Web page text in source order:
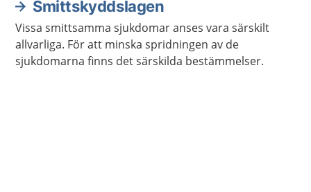
Smittskyddslagen
Vissa smittsamma sjukdomar anses vara särskilt
allvarliga. För att minska spridningen av de
sjukdomarna finns det särskilda bestämmelser.